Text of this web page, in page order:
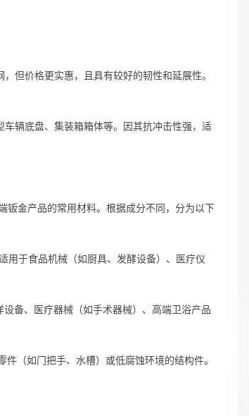
但价格更实惠，且具有较好的韧性和延展性。
辆底盘、集装箱箱体等。因其抗冲击性强，适
钣金产品的常用材料。根据成分不同，分为以下
用于食品机械（如厨具、发酵设备）、医疗仪
备、医疗器械（如手术器械）、高端卫浴产品
（如门把手、水槽）或低腐蚀环境的结构件。